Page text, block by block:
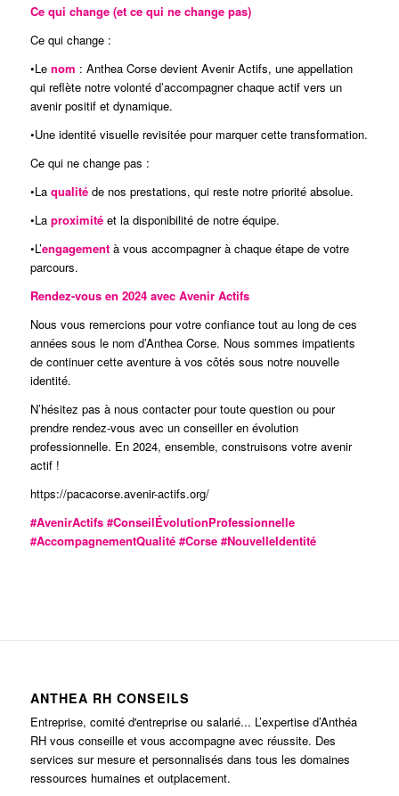
Ce qui change (et ce qui ne change pas)
Ce qui change :
•Le nom : Anthea Corse devient Avenir Actifs, une appellation
qui reflète notre volonté d’accompagner chaque actif vers un
avenir positif et dynamique.
•Une identité visuelle revisitée pour marquer cette transformation.
Ce qui ne change pas :
•La qualitéde nos prestations, qui reste notre priorité absolue.
•La proximitéet la disponibilité de notre équipe.
•L’engagementà vous accompagner à chaque étape de votre
parcours.
Rendez-vous en 2024 avec Avenir Actifs
Nous vous remercions pour votre confiance tout au long de ces
années sous le nom d’Anthea Corse. Nous sommes impatients
de continuer cette aventure à vos côtés sous notre nouvelle
identité.
N’hésitez pas à nous contacter pour toute question ou pour
prendre rendez-vous avec un conseiller en évolution
professionnelle. En 2024, ensemble, construisons votre avenir
actif !
https://pacacorse.avenir-actifs.org/
#AvenirActifs #ConseilÉvolutionProfessionnelle
#AccompagnementQualité #Corse #NouvelleIdentité
ANTHEA RH CONSEILS
Entreprise, comité d'entreprise ou salarié... L’expertise d’Anthéa
RH vous conseille et vous accompagne avec réussite. Des
services sur mesure et personnalisés dans tous les domaines
ressources humaines et outplacement.